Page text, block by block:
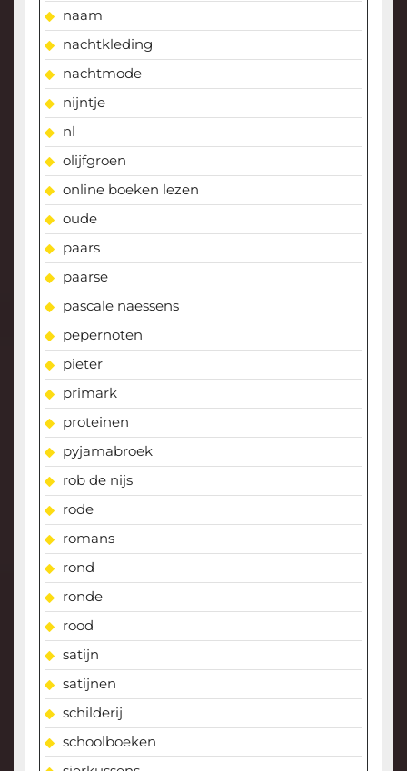
naam
nachtkleding
nachtmode
nijntje
nl
olijfgroen
online boeken lezen
oude
paars
paarse
pascale naessens
pepernoten
pieter
primark
proteinen
pyjamabroek
rob de nijs
rode
romans
rond
ronde
rood
satijn
satijnen
schilderij
schoolboeken